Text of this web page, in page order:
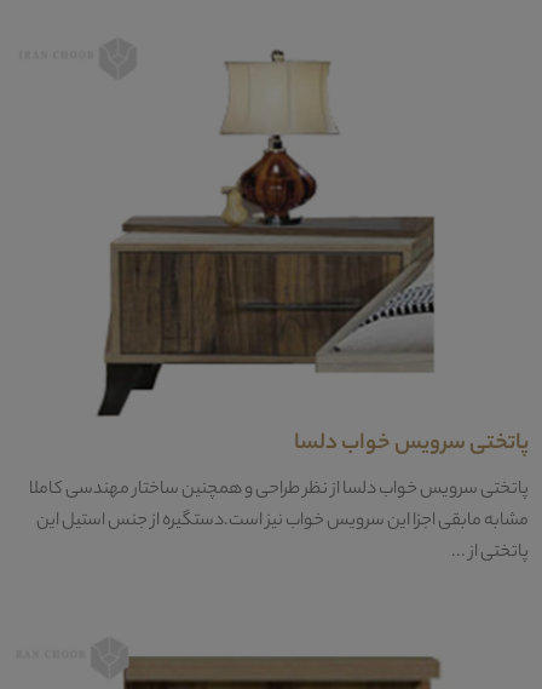
پاتختی سرویس خواب دلسا
پاتختی سرویس خواب دلسا از نظر طراحی و همچنین ساختار مهندسی کاملا
مشابه مابقی اجزا این سرویس خواب نیز است.دستگیره از جنس استیل این
پاتختی از ...